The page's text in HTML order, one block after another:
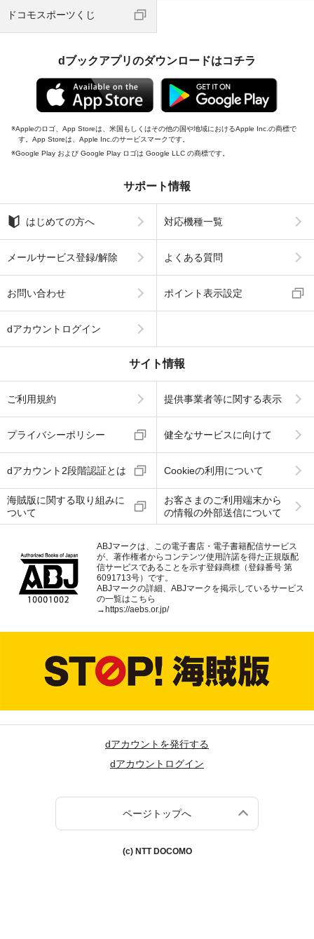
ドコモスポーツくじ
dブックアプリのダウンロードはコチラ
Appleのロゴ、App Storeは、米国もしくはその他の国や地域におけるApple Inc.の商標で
す。App Storeは、Apple Inc.のサービスマークです。
Google Play および Google Play ロゴは Google LLC の商標です。
サポート情報
はじめての方へ 対応機種一覧
メールサービス登録/解除 よくある質問
お問い合わせ ポイント表示設定
dアカウントログイン
サイト情報
ご利用規約 提供事業者等に関する表示
プライバシーポリシー 健全なサービスに向けて
dアカウント2段階認証とは Cookieの利用について
海賊版に関する取り組みに
ついて
お客さまのご利用端末から
の情報の外部送信について
ABJマークは、この電子書店・電子書籍配信サービス
が、著作権者からコンテンツ使用許諾を得た正規版配
信サービスであることを示す登録商標（登録番号 第
6091713号）です。
ABJマークの詳細、ABJマークを掲示しているサービス
の一覧はこちら
→https://aebs.or.jp/
dアカウントを発行する
dアカウントログイン
ページトップへ
(c) NTT DOCOMO